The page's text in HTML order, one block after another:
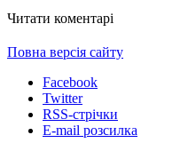
Читати коментарі
Повна версія сайту
Facebook
Twitter
RSS-стрічки
E-mail розсилка